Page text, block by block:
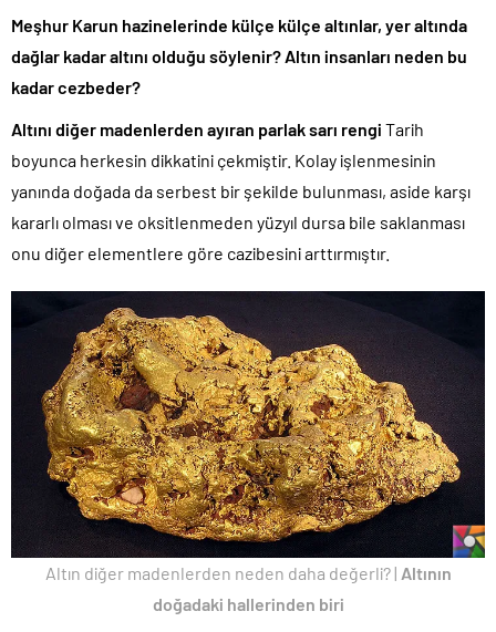
Meşhur Karun hazinelerinde külçe külçe altınlar, yer altında
dağlar kadar altını olduğu söylenir? Altın insanları neden bu
kadar cezbeder?
Altını diğer madenlerden ayıran parlak sarı rengi Tarih
boyunca herkesin dikkatini çekmiştir. Kolay işlenmesinin
yanında doğada da serbest bir şekilde bulunması, aside karşı
kararlı olması ve oksitlenmeden yüzyıl dursa bile saklanması
onu diğer elementlere göre cazibesini arttırmıştır.
Altın diğer madenlerden neden daha değerli? | Altının
doğadaki hallerinden biri